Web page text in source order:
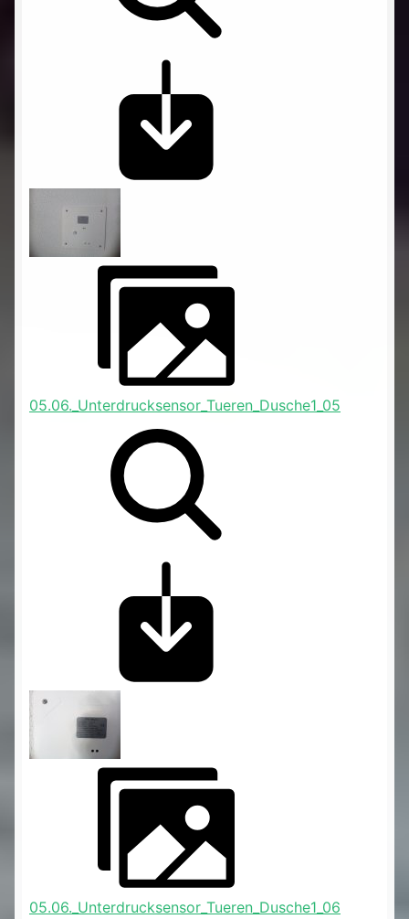
05.06._Unterdrucksensor_Tueren_Dusche1_05
05.06._Unterdrucksensor_Tueren_Dusche1_06